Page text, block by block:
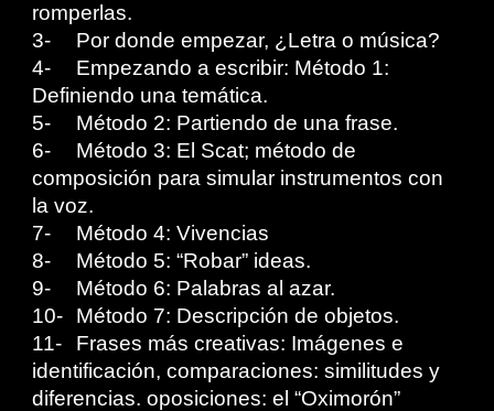
romperlas.
3-
Por donde empezar, ¿Letra o música?
4-
Empezando a escribir: Método 1:
Definiendo una temática.
5-
Método 2: Partiendo de una frase.
6-
Método 3: El Scat; método de
composición para simular instrumentos con
la voz.
7-
Método 4: Vivencias
8-
Método 5: “Robar” ideas.
9-
Método 6: Palabras al azar.
10-
Método 7: Descripción de objetos.
11-
Frases más creativas: Imágenes e
identificación, comparaciones: similitudes y
diferencias. oposiciones: el “Oximorón”